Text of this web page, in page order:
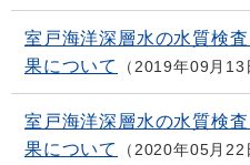
室戸海洋深層水の水質検
果について
2019年09月13
室戸海洋深層水の水質検
果について
2020年05月22